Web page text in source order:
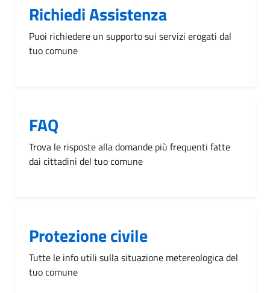
Richiedi Assistenza
Puoi richiedere un supporto sui servizi erogati dal
tuo comune
FAQ
Trova le risposte alla domande più frequenti fatte
dai cittadini del tuo comune
Protezione civile
Tutte le info utili sulla situazione metereologica del
tuo comune